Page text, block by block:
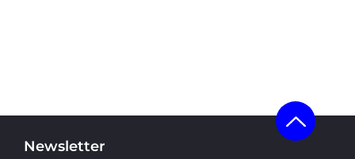
Newsletter